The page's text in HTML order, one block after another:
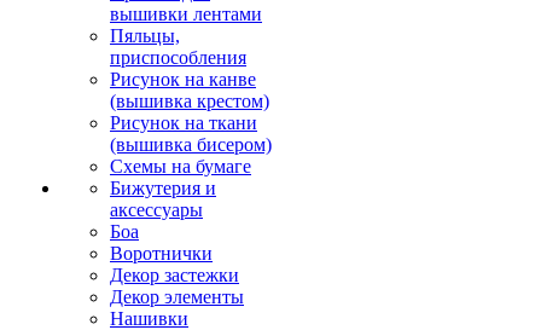
вышивки лентами
Пяльцы,
приспособления
Рисунок на канве
(вышивка крестом)
Рисунок на ткани
(вышивка бисером)
Схемы на бумаге
Бижутерия и
аксессуары
Боа
Воротнички
Декор застежки
Декор элементы
Нашивки